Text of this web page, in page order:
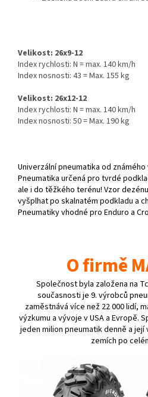
Velikost: 26x9-12
Index rychlosti: N = max. 140 km/h
Index nosnosti: 43 = Max. 155 kg
Velikost: 26x12-12
Index rychlosti: N = max. 140 km/h
Index nosnosti: 50 = Max. 190 kg
Univerzální pneumatika od známého
Pneumatika určená pro tvrdé
ale i do těžkého terénu! Vzor
vyšplhat po skalnatém podkladu a
Pneumatiky vhodné pro Enduro a
O firmě
Společnost byla založena na
současnosti je 9. výrobců
zaměstnává více než 22 000 lidí,
výzkumu a vývoje v USA a Evropě.
jeden milion pneumatik denně a
zemích po